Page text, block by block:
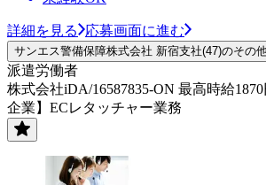
詳細を見る 応募画面に進む
サンエス警備保障株式会社 新宿支社(47)のその
派遣労働者
株式会社iDA/16587835-ON 最高時給
企業】ECレタッチャー業務